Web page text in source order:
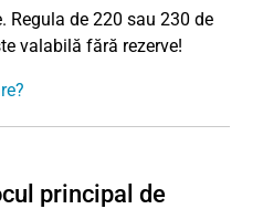
Regula de 220 sau 230 de
valabilă fără rezerve!
principal de